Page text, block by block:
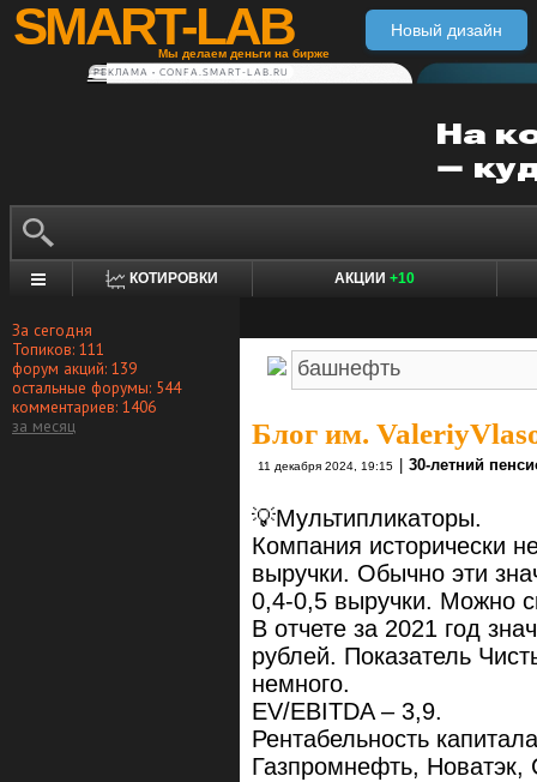
SMART-LAB
Мы делаем деньги на бирже
Новый дизайн
РЕКЛАМА • CONFA.SMART-LAB.RU
КОТИРОВКИ АКЦИИ +10
За сегодня
Топиков: 111
форум акций: 139
остальные форумы: 544
комментариев: 1406
за месяц
Блог им.
11 декабря 2024, 19:15 30-летний
​💡Мультипликаторы.
Компания исторически
выручки. Обычно эти
0,4-0,5 выручки. Можно
В отчете за 2021 год
рублей. Показатель
немного.
EV/EBITDA – 3,9.
Рентабельность
Газпромнефть, Новатэк,